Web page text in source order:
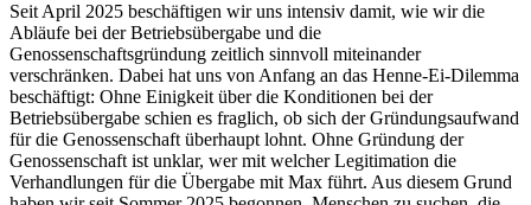
Seit April 2025 beschäftigen wir uns intensiv damit, wie wir die
Abläufe bei der Betriebsübergabe und die
Genossenschaftsgründung zeitlich sinnvoll miteinander
verschränken. Dabei hat uns von Anfang an das Henne-Ei-Dilemma
beschäftigt: Ohne Einigkeit über die Konditionen bei der
Betriebsübergabe schien es fraglich, ob sich der Gründungsaufwand
für die Genossenschaft überhaupt lohnt. Ohne Gründung der
Genossenschaft ist unklar, wer mit welcher Legitimation die
Verhandlungen für die Übergabe mit Max führt. Aus diesem Grund